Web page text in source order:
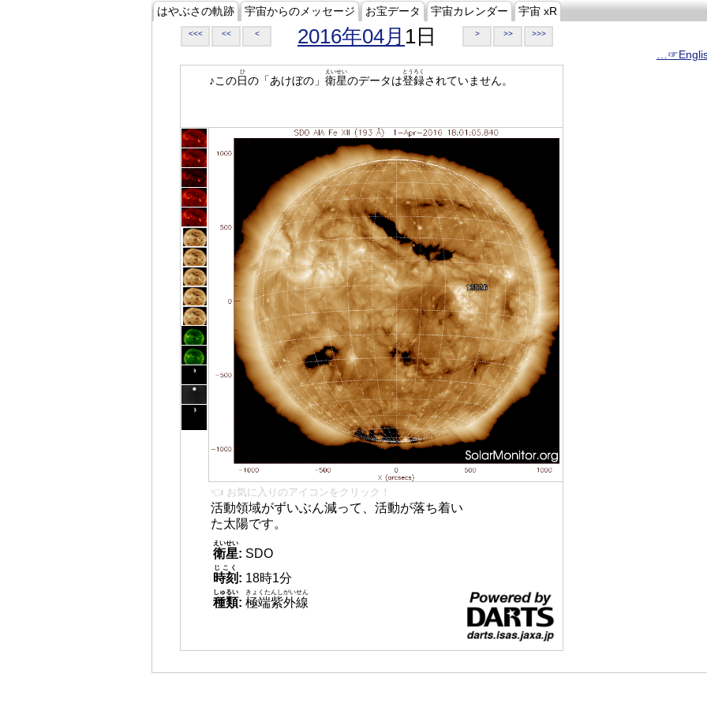
はやぶさの軌跡 宇宙からのメッセージ お宝データ 宇宙カレンダー 宇宙 xR
<<< << < 2016年04月 1日 > >> >>>
♪この日
ひ
の「あけぼの」 衛星
えいせい
のデータは登録
とうろく
されていません。
👈 お気に入りのアイコンをクリック！
活動領域がずいぶん減って、活動が落ち着い
た太陽です。
衛星
えいせい
: SDO
時刻
じこく
: 18時1分
種類
しゅるい
: 極端紫外線
きょくたんしがいせん